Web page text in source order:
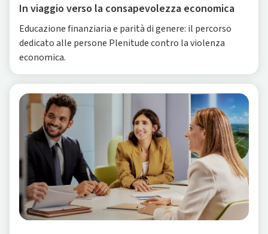
In viaggio verso la consapevolezza economica
Educazione finanziaria e parità di genere: il percorso
dedicato alle persone Plenitude contro la violenza
economica.